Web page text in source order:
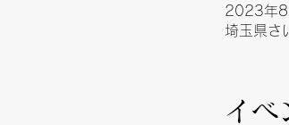
2023年
埼玉県さ
イベ